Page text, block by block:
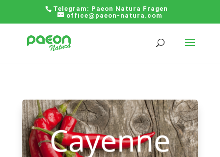
Telegram: Paeon Natura Fragen
office@paeon-natura.com